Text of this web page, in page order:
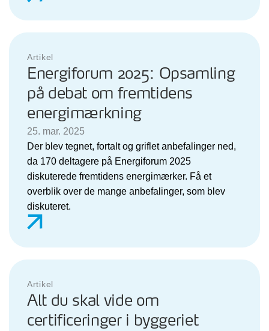
Artikel
Energiforum 2025: Opsamling
på debat om fremtidens
energimærkning
25. mar. 2025
Der blev tegnet, fortalt og griflet anbefalinger ned,
da 170 deltagere på Energiforum 2025
diskuterede fremtidens energimærker. Få et
overblik over de mange anbefalinger, som blev
diskuteret.
Artikel
Alt du skal vide om
certificeringer i byggeriet